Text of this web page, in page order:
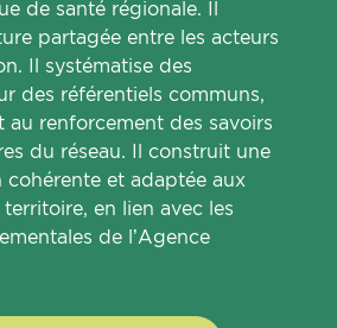
de santé régionale. Il
partagée entre les acteurs
Il systématise des
des référentiels communs,
au renforcement des savoirs
du réseau. Il construit une
et adaptée aux
en lien avec les
de l’Agence